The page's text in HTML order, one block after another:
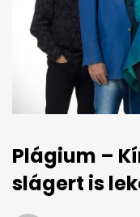
Plágium –
slágert is